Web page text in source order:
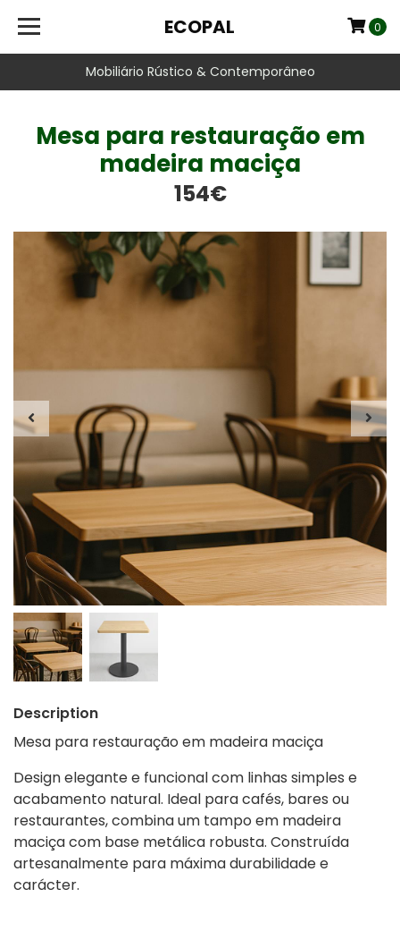
Mobiliário Rústico & Contemporâneo
ECOPAL 0
Mesa para restauração em
madeira maciça
154€
Description
Mesa para restauração em madeira maciça
Design elegante e funcional com linhas simples e
acabamento natural. Ideal para cafés, bares ou
restaurantes, combina um tampo em madeira
maciça com base metálica robusta. Construída
artesanalmente para máxima durabilidade e
carácter.